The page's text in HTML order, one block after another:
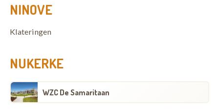
NINOVE
Klateringen
NUKERKE
WZC De Samaritaan